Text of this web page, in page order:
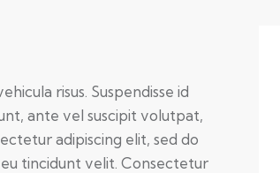
risus. Suspendisse id
ante vel suscipit volutpat,
adipiscing elit, sed do
tincidunt velit. Consectetur